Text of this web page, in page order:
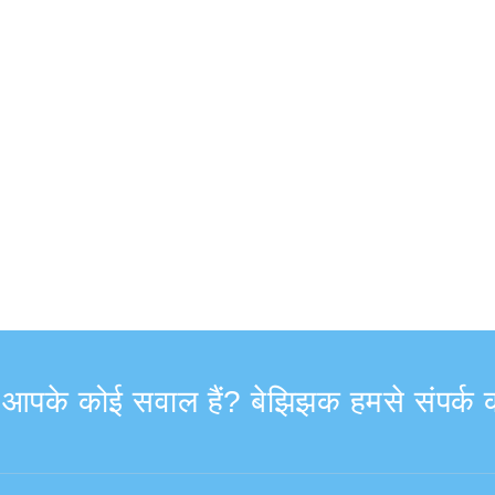
आपके कोई सवाल हैं? बेझिझक हमसे संपर्क